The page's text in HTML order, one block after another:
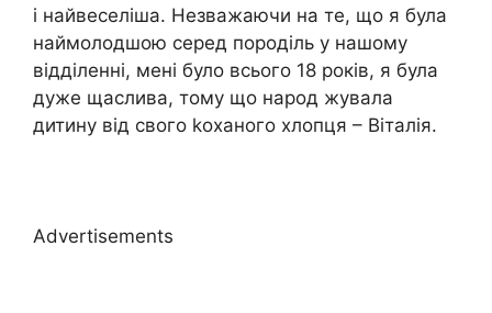
і найвеселіша. Незважаючи на те, що я була
наймолодшою серед породіль у нашому
відділенні, мені було всього 18 років, я була
дуже щаслива, тому що народ жувала
дитину від свого kоханого хлопця – Віталія.
Advertisements